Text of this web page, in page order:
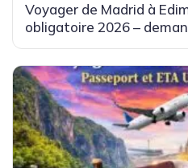
Voyager de Madrid à
obligatoire 2026 –